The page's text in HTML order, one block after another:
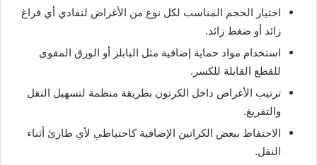
اختيار الحجم المناسب لكل نوع من الأغراض لتفادي أي فراغ
زائد أو ضغط زائد.
استخدام مواد حماية إضافية مثل البابلز أو الورق المقوى
للقطع القابلة للكسر.
ترتيب الأغراض داخل الكرتون بطريقة منظمة لتسهيل النقل
والتفريغ.
الاحتفاظ ببعض الكراتين الإضافية كاحتياطي لأي طارئ أثناء
النقل.